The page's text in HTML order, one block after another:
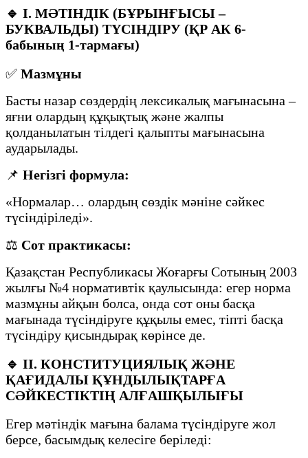
🔹 I. МӘТІНДІК (БҰРЫНҒЫСЫ –
БУКВАЛЬДЫ) ТҮСІНДІРУ (ҚР АК 6-
бабының 1-тармағы)
✅ Мазмұны
Басты назар сөздердің лексикалық мағынасына –
яғни олардың құқықтық және жалпы
қолданылатын тілдегі қалыпты мағынасына
аударылады.
📌 Негізгі формула:
«Нормалар… олардың сөздік мәніне сәйкес
түсіндіріледі».
⚖️ Сот практикасы:
Қазақстан Республикасы Жоғарғы Сотының 2003
жылғы №4 нормативтік қаулысында: егер норма
мазмұны айқын болса, онда сот оны басқа
мағынада түсіндіруге құқылы емес, тіпті басқа
түсіндіру қисындырақ көрінсе де.
🔹 II. КОНСТИТУЦИЯЛЫҚ ЖӘНЕ
ҚАҒИДАЛЫ ҚҰНДЫЛЫҚТАРҒА
СӘЙКЕСТІКТІҢ АЛҒАШҚЫЛЫҒЫ
Егер мәтіндік мағына балама түсіндіруге жол
берсе, басымдық келесіге беріледі: